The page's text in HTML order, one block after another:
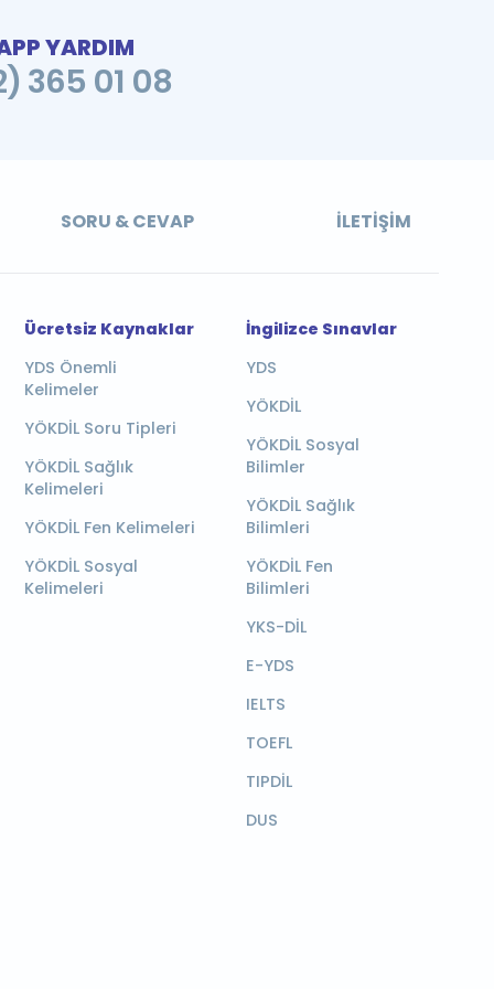
YARDIM
365 01 08
SORU & CEVAP İLETIŞIM
Ücretsiz Kaynaklar
YDS Önemli
Kelimeler
YÖKDİL Soru Tipleri
YÖKDİL Sağlık
Kelimeleri
YÖKDİL Fen Kelimeleri
YÖKDİL Sosyal
Kelimeleri
İngilizce Sınavlar
YDS
YÖKDİL
YÖKDİL Sosyal
Bilimler
YÖKDİL Sağlık
Bilimleri
YÖKDİL Fen
Bilimleri
YKS-DİL
E-YDS
IELTS
TOEFL
TIPDİL
DUS